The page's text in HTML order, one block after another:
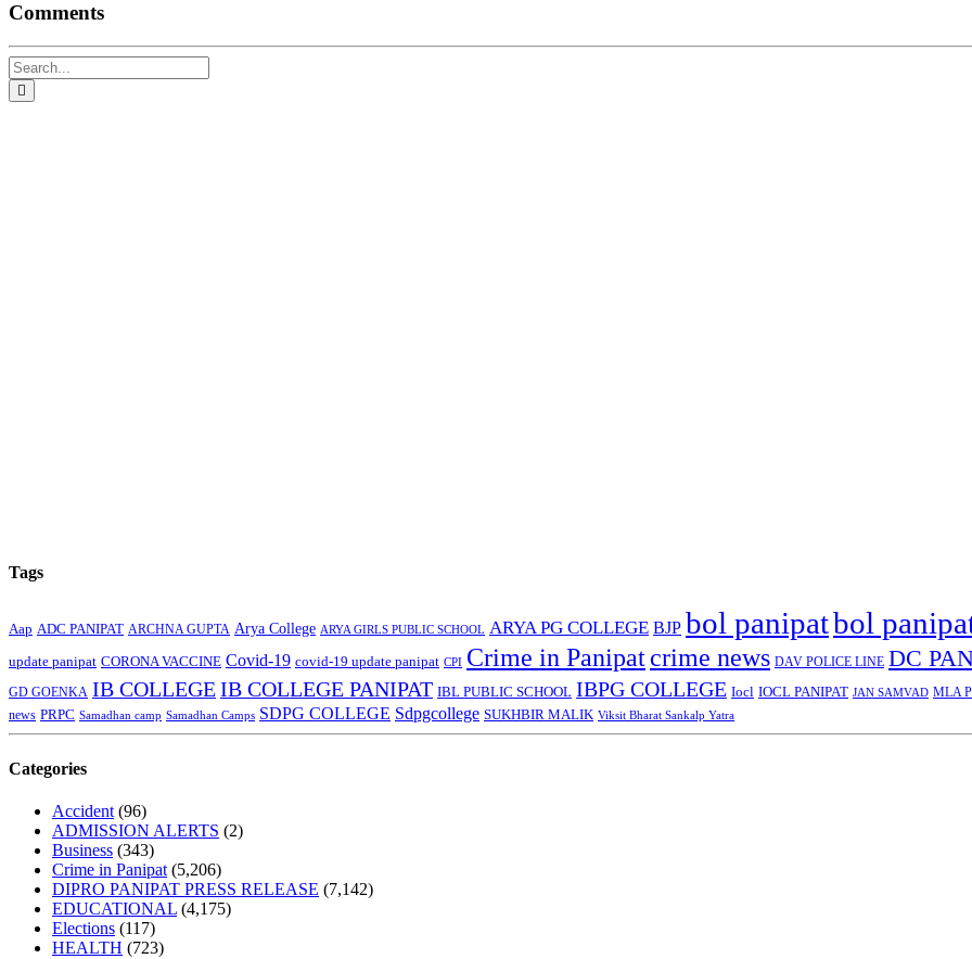
Comments
Tags
Aap ADC PANIPAT ARCHNA GUPTA Arya College ARYA GIRLS PUBLIC SCHOOL ARYA PG COLLEGE BJP bol panipatbol
update panipat CORONA VACCINE Covid-19 covid-19 update panipat CPI Crime in Panipatcrime news DAV POLICE LINE DC
GD GOENKA IB COLLEGEIB COLLEGE PANIPAT IBL PUBLIC SCHOOL IBPG COLLEGE Iocl IOCL PANIPAT JAN SAMVAD MLA
news PRPC Samadhan camp Samadhan Camps SDPG COLLEGE Sdpgcollege SUKHBIR MALIK Viksit Bharat Sankalp Yatra
Categories
Accident (96)
ADMISSION ALERTS (2)
Business (343)
Crime in Panipat (5,206)
DIPRO PANIPAT PRESS RELEASE (7,142)
EDUCATIONAL (4,175)
Elections (117)
HEALTH (723)